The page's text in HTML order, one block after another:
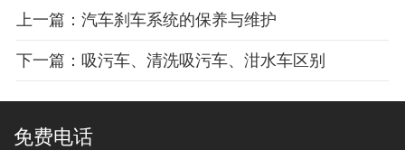
上一篇：汽车刹车系统的保养与维护
下一篇：吸污车、清洗吸污车、泔水车区别
免费电话